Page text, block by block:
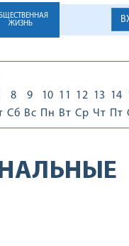
ЖИЗНЬ
8
Сб
9
Вс
10
Пн
11
Вт
12
Ср
13
Чт
14
Пт